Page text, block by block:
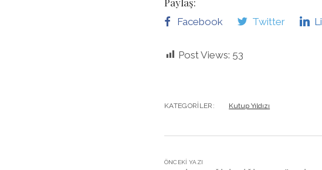
Facebook Twitter
Post Views: 53
KATEGORILER: Kutup Yıldızı
ÖNCEKI YAZI